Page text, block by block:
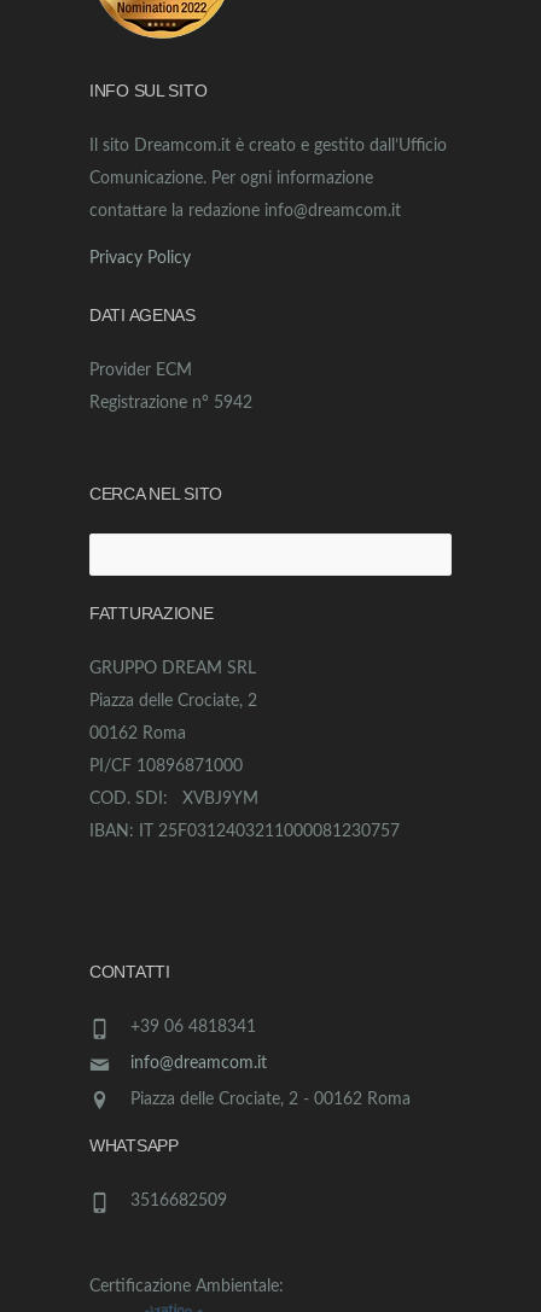
INFO SUL SITO
Il sito Dreamcom.it è creato e gestito dall’Ufficio
Comunicazione. Per ogni informazione
contattare la redazione info@dreamcom.it
Privacy Policy
DATI AGENAS
Provider ECM
Registrazione n° 5942
CERCA NEL SITO
per:
FATTURAZIONE
GRUPPO DREAM SRL
Piazza delle Crociate, 2
00162 Roma
PI/CF 10896871000
COD. SDI: XVBJ9YM
IBAN: IT 25F0312403211000081230757
CONTATTI
+39 06 4818341
info@dreamcom.it
Piazza delle Crociate, 2 - 00162 Roma
WHATSAPP
3516682509
Certificazione Ambientale: